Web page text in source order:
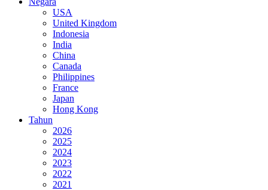
USA
United Kingdom
Indonesia
India
China
Canada
Philippines
France
Japan
Hong Kong
Tahun
2026
2025
2024
2023
2022
2021